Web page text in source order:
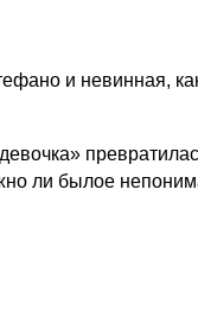
и невинная,
ли былое